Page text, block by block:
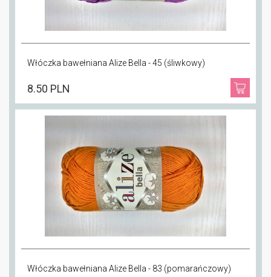
Włóczka bawełniana Alize Bella - 45 (śliwkowy)
8.50 PLN
Włóczka bawełniana Alize Bella - 83 (pomarańczowy)